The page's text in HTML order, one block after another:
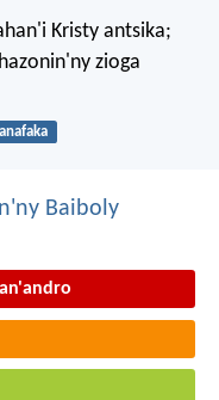
Kristy antsika;
zioga
Baiboly